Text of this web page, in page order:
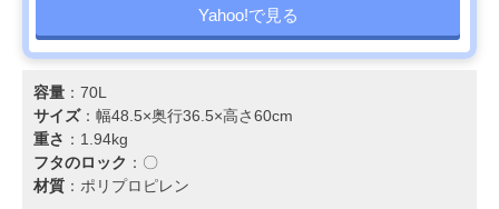
Yahoo!で見る
容量 ：70L
サイズ：幅48.5×奥行36.5×高さ60cm
重さ ：1.94kg
フタのロック ：〇
材質 ：ポリプロピレン